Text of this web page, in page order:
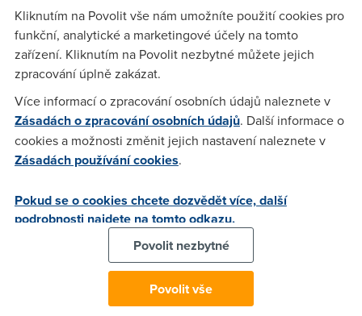
není problém ji přidat – tím se z vás stane pivní prospektor.
Beerborec
Obdoba Pivního deníčku nemá sice ani aplikaci pro Android,
ani nabušený design, ale na druhou stranu nabízí širší
spektrum hospod a restaurací, včetně zrušených, a možnost
dohledání třeba i podle pražských čtvrtí jako Kamýk, Lhotka
apod. Dá se pak třídit i podle značky piva a zjistit si, kde
poblíž vás se točí, problém však je, že v seznamu se
děje kliknutím na odkaz Přidat pivo, opět platí, že lze údaje
doplňovat.
Časem však podobná databáze přestane stačit sama o sobě.
Hledáte tedy nějaký web, kde se piva hodnotí a máte
možnost porovnat recenze podle svých chutí. K tomu se
Kliknutím na Povolit vše nám umožníte použití cookies pro
funkční, analytické a marketingové účely na tomto
zařízení. Kliknutím na Povolit nezbytné můžete jejich
zpracování úplně zakázat.
Více informací o zpracování osobních údajů naleznete v
Zásadách o zpracování osobních údajů. Další informace o
cookies a možnosti změnit jejich nastavení naleznete v
Zásadách používání cookies.
Pokud se o cookies chcete dozvědět více, další
podrobnosti najdete na tomto odkazu.
Povolit nezbytné
Povolit vše